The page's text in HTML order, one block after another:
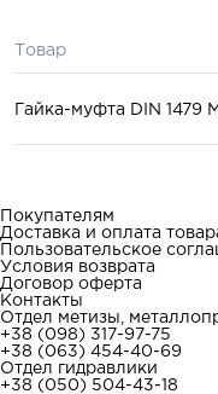
Товар
Гайка-муфта DIN 1479
Покупателям
Доставка и оплата
Пользовательское
Условия возврата
Договор оферта
Контакты
Отдел метизы,
+38 (098) 317-97-75
+38 (063) 454-40-69
Отдел гидравлики
+38 (050) 504-43-18